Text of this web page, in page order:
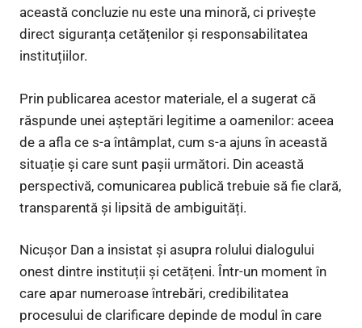
această concluzie nu este una minoră, ci privește
direct siguranța cetățenilor și responsabilitatea
instituțiilor.
Prin publicarea acestor materiale, el a sugerat că
răspunde unei așteptări legitime a oamenilor: aceea
de a afla ce s-a întâmplat, cum s-a ajuns în această
situație și care sunt pașii următori. Din această
perspectivă, comunicarea publică trebuie să fie clară,
transparentă și lipsită de ambiguități.
Nicușor Dan a insistat și asupra rolului dialogului
onest dintre instituții și cetățeni. Într-un moment în
care apar numeroase întrebări, credibilitatea
procesului de clarificare depinde de modul în care